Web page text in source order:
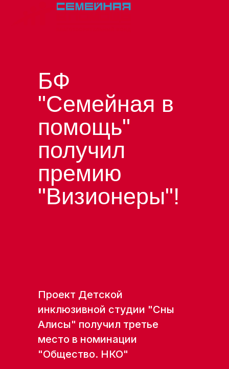
БФ
"Семейная в
помощь"
получил
премию
"Визионеры"!
Проект Детской
инклюзивной студии "Сны
Алисы" получил третье
место в номинации
"Общество. НКО"